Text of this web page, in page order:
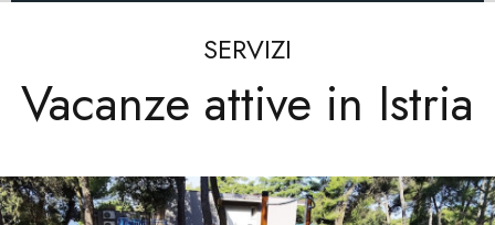
SERVIZI
Vacanze attive in Istria